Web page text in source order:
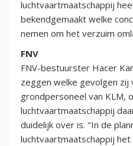
luchtvaartmaatschappij
bekendgemaakt welke
nemen om het verzuim
FNV
FNV-bestuurster Hacer
zeggen welke gevolgen
grondpersoneel van KLM,
luchtvaartmaatschappij
duidelijk over is. "In de
luchtvaartmaatschappij